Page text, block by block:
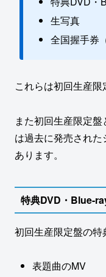
生写真
全国握手券
これらは初回生産限
また初回生産限定
は過去に発売され
あります。
特典DVD・Blue-
初回生産限定盤の特
表題曲のMV